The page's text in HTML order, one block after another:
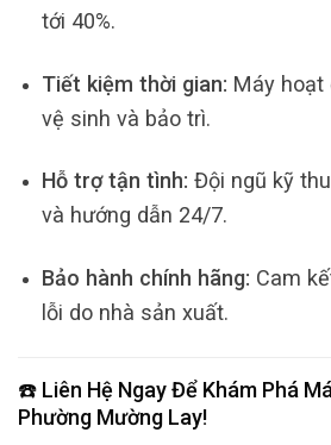
tới 40%.
Tiết kiệm thời gian: Máy hoạt
vệ sinh và bảo trì.
Hỗ trợ tận tình: Đội ngũ kỹ
và hướng dẫn 24/7.
Bảo hành chính hãng: Cam
lỗi do nhà sản xuất.
☎️ Liên Hệ Ngay Để Khám Phá
Phường Mường Lay!